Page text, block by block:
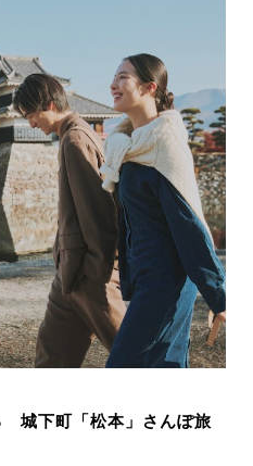
城下町「松本」さんぽ旅